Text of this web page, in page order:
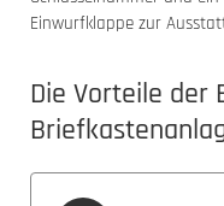
Einwurfklappe zur
Die Vorteile der